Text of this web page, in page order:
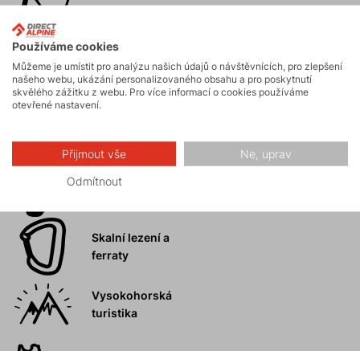
Ledolezení
Turistika
Skalní lezení a
ferraty
Vysokohorská
turistika
Používáme cookies
Můžeme je umístit pro analýzu našich údajů o návštěvnících, pro zlepšení
našeho webu, ukázání personalizovaného obsahu a pro poskytnutí
skvělého zážitku z webu. Pro více informací o cookies používáme
otevřené nastavení.
Přijmout vše Ne, uprav
Odmítnout